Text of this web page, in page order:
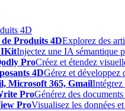
4D
Produits 4DExplorez des
Injectez une IA sémantique
ProCréez et étendez
4DGérez et développez
Microsoft 365, GmailIntégrez
ProGénérez des
ProVisualisez les données